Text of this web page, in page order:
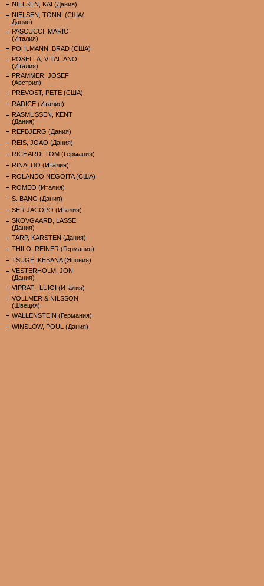
NIELSEN, KAI (Дания)
NIELSEN, TONNI (США/
Дания)
PASCUCCI, MARIO
(Италия)
POHLMANN, BRAD (США)
POSELLA, VITALIANO
(Италия)
PRAMMER, JOSEF
(Австрия)
PREVOST, PETE (США)
RADICE (Италия)
RASMUSSEN, KENT
(Дания)
REFBJERG (Дания)
REIS, JOAO (Дания)
RICHARD, TOM (Германия)
RINALDO (Италия)
ROLANDO NEGOITA (США)
ROMEO (Италия)
S. BANG (Дания)
SER JACOPO (Италия)
SKOVGAARD, LASSE
(Дания)
TARP, KARSTEN (Дания)
THILO, REINER (Германия)
TSUGE IKEBANA (Япония)
VESTERHOLM, JON
(Дания)
VIPRATI, LUIGI (Италия)
VOLLMER & NILSSON
(Швеция)
WALLENSTEIN (Германия)
WINSLOW, POUL (Дания)